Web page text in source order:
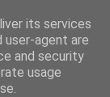
its services
user-agent are
and security
usage